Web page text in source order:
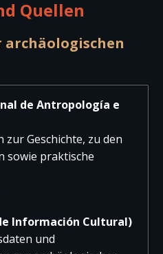
114
108
95
Quellen
de Antropología e
Geschichte, zu den
sowie praktische
Información Cultural)
und